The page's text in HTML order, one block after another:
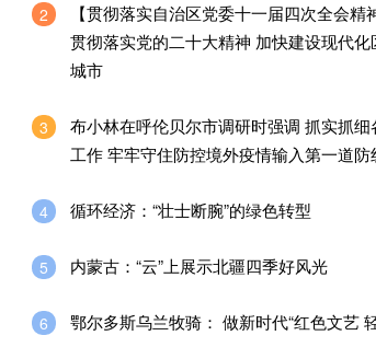
2
【贯彻落实自治区党委十一届四次全会精
贯彻落实党的二十大精神 加快建设现代化
城市
3
布小林在呼伦贝尔市调研时强调 抓实抓细
工作 牢牢守住防控境外疫情输入第一道防
4 循环经济：“壮士断腕”的绿色转型
5 内蒙古：“云”上展示北疆四季好风光
6 鄂尔多斯乌兰牧骑： 做新时代“红色文艺